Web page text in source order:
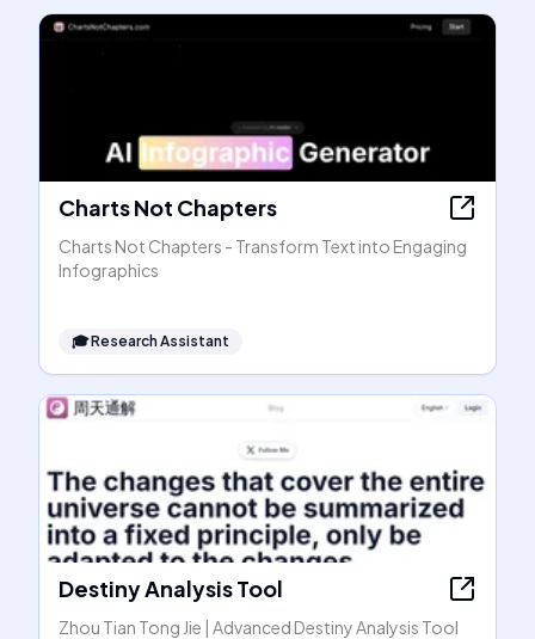
Charts Not Chapters
Charts Not Chapters - Transform Text into Engaging
Infographics
🎓Research Assistant
Destiny Analysis Tool
Zhou Tian Tong Jie | Advanced Destiny Analysis Tool